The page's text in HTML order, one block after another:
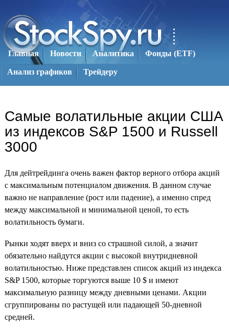
Главная Новости Аналитика Фонды (ETF)
Aнализ графиков Трейдеру
Самые волатильные акции США
из индексов S&P 1500 и Russell
3000
Для дейтрейдинга очень важен фактор верного отбора акций
с максимальным потенциалом движения. В данном случае
важно не направление (рост или падение), а именно спред
между максимальной и минимальной ценой, то есть
волатильность бумаги.
Рынки ходят вверх и вниз со страшной силой, а значит
обязательно найдутся акции с высокой внутридневной
волатильностью. Ниже представлен список акций из индекса
S&P 1500, которые торгуются выше 10 $ и имеют
максимальную разницу между дневными ценами. Акции
сгруппированы по растущей или падающей 50-дневной
средней.